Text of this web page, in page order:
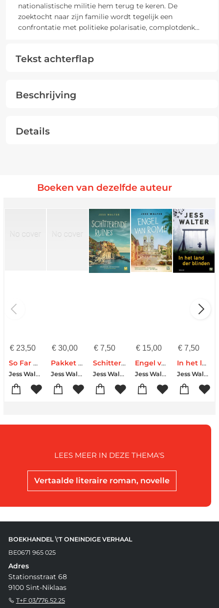
nationalistische militie hem terug te keren. De
zoektocht naar zijn familie wordt tegelijk een
confrontatie met politieke polarisatie, complotdenk...
Tekst achterflap
Beschrijving
Details
Boeken van dezelfde auteur
€23,50
So Far Gone
Jess Walter
€30,00
Pakket Als het graf zwijgt
Jess Walter
€ 7,50
Schitterende ruïnes
Jess Walter
€ 15,00
Engel van Rome
Jess Walter
€ 7,50
In het land der blinden
Jess Walter
Vertaalde literaire roman, novelle
LEES MEER IN DEZE THEMA'S
BOEKHANDEL \'T ONEINDIGE VERHAAL
BE0671 965 025
Adres
Stationsstraat 68
9100 Sint-Niklaas
T+F 03/776.52.25